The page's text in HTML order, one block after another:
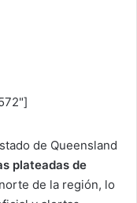
de Queensland
plateadas de
de la región, lo